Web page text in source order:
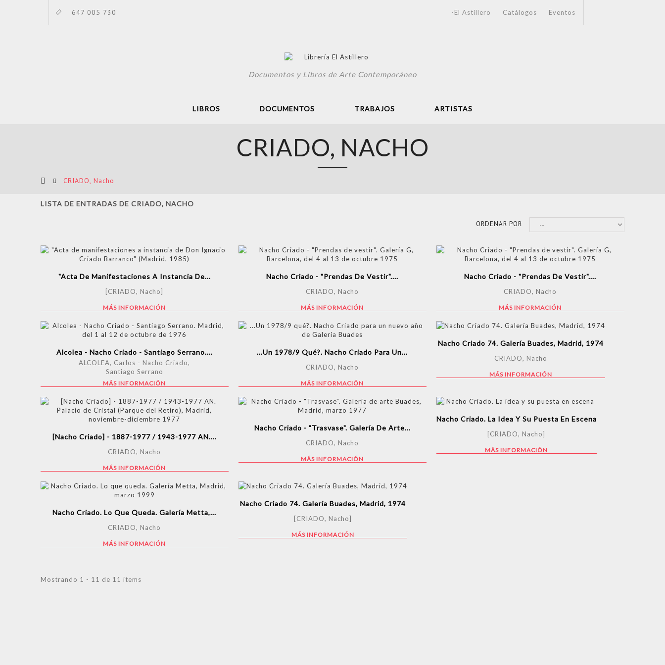
647 005 730 -El Astillero Catálogos Eventos
Documentos y Libros de Arte Contemporáneo
LIBROS DOCUMENTOS TRABAJOS ARTISTAS
CRIADO, NACHO
CRIADO, Nacho
LISTA DE ENTRADAS DE CRIADO, NACHO
ORDENAR POR
"Acta De Manifestaciones A Instancia De...
[CRIADO, Nacho]
MÁS INFORMACIÓN
Nacho Criado - "Prendas De Vestir"....
CRIADO, Nacho
MÁS INFORMACIÓN
Nacho Criado - "Prendas De Vestir"....
CRIADO, Nacho
MÁS INFORMACIÓN
Alcolea - Nacho Criado - Santiago Serrano....
ALCOLEA, Carlos - Nacho Criado,
Santiago Serrano
MÁS INFORMACIÓN
...Un 1978/9 Qué?. Nacho Criado Para Un...
CRIADO, Nacho
MÁS INFORMACIÓN
Nacho Criado 74. Galería Buades, Madrid, 1974
CRIADO, Nacho
MÁS INFORMACIÓN
[Nacho Criado] - 1887-1977 / 1943-1977 AN....
CRIADO, Nacho
MÁS INFORMACIÓN
Nacho Criado - "Trasvase". Galería De Arte...
CRIADO, Nacho
MÁS INFORMACIÓN
Nacho Criado. La Idea Y Su Puesta En Escena
[CRIADO, Nacho]
MÁS INFORMACIÓN
Nacho Criado. Lo Que Queda. Galería Metta,...
CRIADO, Nacho
MÁS INFORMACIÓN
Nacho Criado 74. Galería Buades, Madrid, 1974
[CRIADO, Nacho]
MÁS INFORMACIÓN
Mostrando 1 - 11 de 11 items